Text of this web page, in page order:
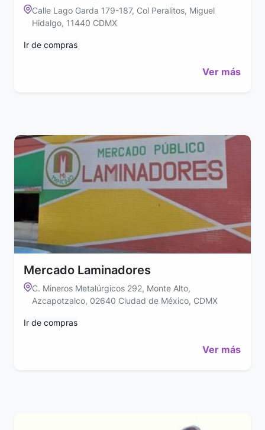
Calle Lago Garda 179-187, Col Peralitos, Miguel
Hidalgo, 11440 CDMX
Ir de compras
Ver más
Mercado Laminadores
C. Mineros Metalúrgicos 292, Monte Alto,
Azcapotzalco, 02640 Ciudad de México, CDMX
Ir de compras
Ver más